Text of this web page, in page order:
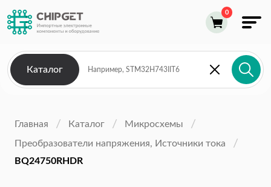
Каталог
Главная Каталог
Микросхемы
Преобразователи напряжения, Источники тока
BQ24750RHDR